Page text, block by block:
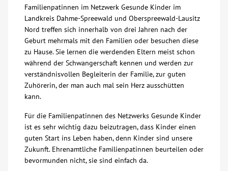
AWO BB Süd
Familienpatinnen im Netzwerk Gesunde Kinder im
Landkreis Dahme-Spreewald und Oberspreewald-Lausitz
Nord treffen sich innerhalb von drei Jahren nach der
Geburt mehrmals mit den Familien oder besuchen diese
zu Hause. Sie lernen die werdenden Eltern meist schon
während der Schwangerschaft kennen und werden zur
verständnisvollen Begleiterin der Familie, zur guten
Zuhörerin, der man auch mal sein Herz ausschütten
kann.
Für die Familienpatinnen des Netzwerks Gesunde Kinder
ist es sehr wichtig dazu beizutragen, dass Kinder einen
guten Start ins Leben haben, denn Kinder sind unsere
Zukunft. Ehrenamtliche Familienpatinnen beurteilen oder
bevormunden nicht, sie sind einfach da.